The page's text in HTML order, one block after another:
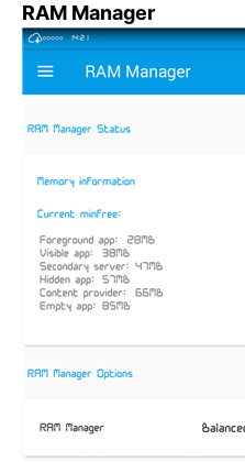
RAM Manager